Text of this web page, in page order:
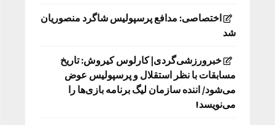
اختصاصی: مدافع پرسپولیس شاگرد منصوریان
شد
خبرورزشی‌گردی| کارلوس کیروش: تاریخ
مسابقات با نظر استقلال و پرسپولیس عوض
می‌شود/ اننده سازمان لیگ برنامه بازی‌ها را
می‌نویسد!